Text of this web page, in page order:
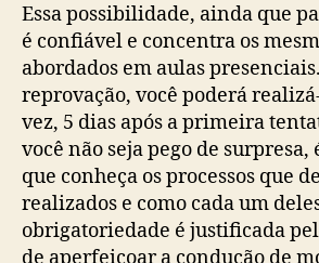
Essa possibilidade, ainda que
é confiável e concentra os
abordados em aulas
reprovação, você poderá
vez, 5 dias após a primeira
você não seja pego de
que conheça os processos que
realizados e como cada um
obrigatoriedade é justificada
de aperfeiçoar a condução de